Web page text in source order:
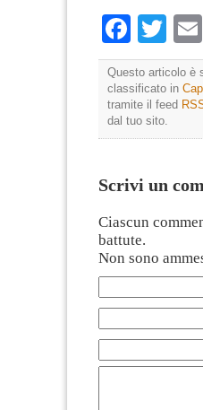
Questo articolo è
classificato in
tramite il feed
dal tuo sito.
Scrivi un
Ciascun
battute.
Non sono